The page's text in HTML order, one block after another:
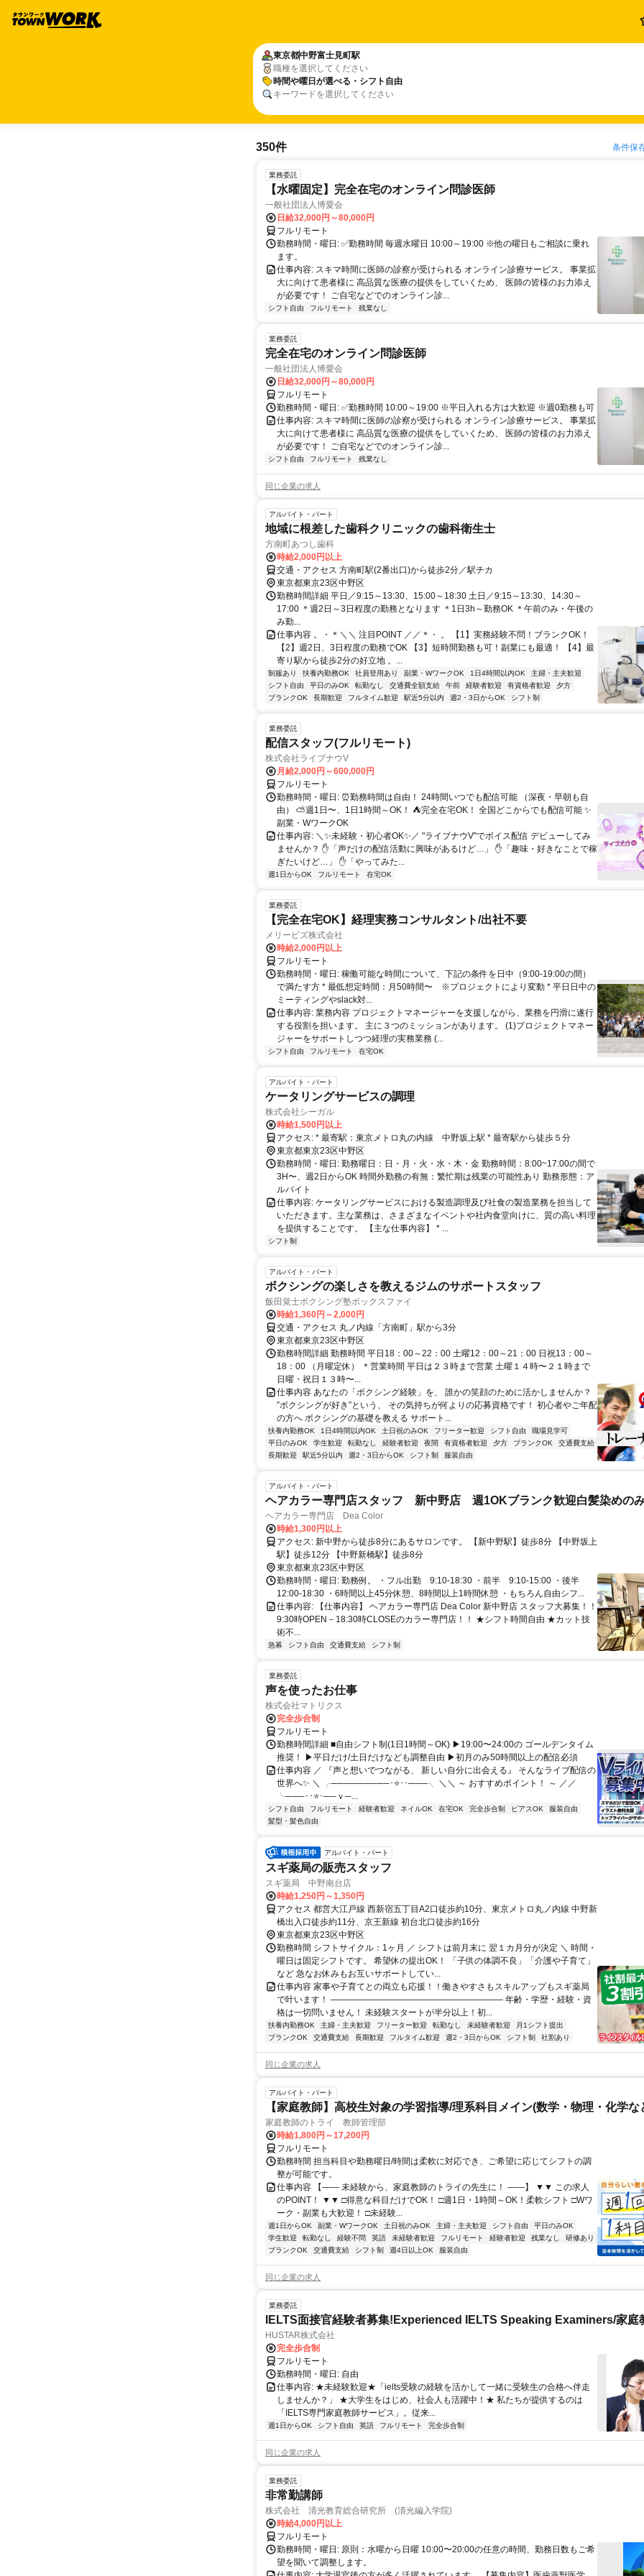
東京都中野富士見町駅
職種を選択してください
時間や曜日が選べる・シフト自由
キーワードを選択してください
350件 条件保
業務委託
【水曜固定】完全在宅のオンライン問診医師
一般社団法人博愛会
日給32,000円～80,000円
フルリモート
勤務時間・曜日: ✅勤務時間 毎週水曜日 10:00～19:00 ※他の曜日もご相談に乗れ
ます。
仕事内容: スキマ時間に医師の診察が受けられる オンライン診療サービス。 事業拡
大に向けて患者様に 高品質な医療の提供をしていくため、 医師の皆様のお力添え
が必要です！ ご自宅などでのオンライン診...
シフト自由 フルリモート 残業なし
業務委託
完全在宅のオンライン問診医師
一般社団法人博愛会
日給32,000円～80,000円
フルリモート
勤務時間・曜日: ✅勤務時間 10:00～19:00 ※平日入れる方は大歓迎 ※週0勤務も可
仕事内容: スキマ時間に医師の診察が受けられる オンライン診療サービス。 事業拡
大に向けて患者様に 高品質な医療の提供をしていくため、 医師の皆様のお力添え
が必要です！ ご自宅などでのオンライン診...
シフト自由 フルリモート 残業なし
同じ企業の求人
アルバイト・パート
地域に根差した歯科クリニックの歯科衛生士
方南町あつし歯科
時給2,000円以上
交通・アクセス 方南町駅(2番出口)から徒歩2分／駅チカ
東京都東京23区中野区
勤務時間詳細 平日／9:15～13:30、15:00～18:30 土日／9:15～13:30、14:30～
17:00 ＊週2日～3日程度の勤務となります ＊1日3h～勤務OK ＊午前のみ・午後の
み勤...
仕事内容 。・＊＼＼ 注目POINT ／／＊・ 。 【1】実務経験不問！ブランクOK！
【2】週2日、3日程度の勤務でOK 【3】短時間勤務も可！副業にも最適！ 【4】最
寄り駅から徒歩2分の好立地 。...
制服あり 扶養内勤務OK 社員登用あり 副業・WワークOK 1日4時間以内OK
主婦・主夫歓迎
シフト自由
平日のみOK 転勤なし 交通費全額支給 午前 経験者歓迎 有資格者歓迎
夕方
ブランクOK
長期歓迎 フルタイム歓迎 駅近5分以内 週2・3日からOK シフト制
業務委託
配信スタッフ(フルリモート)
株式会社ライブナウV
月給2,000円～600,000円
フルリモート
勤務時間・曜日: ⏰勤務時間は自由！ 24時間いつでも配信可能 （深夜・早朝も自
由） ⛅週1日〜、1日1時間～OK！ ⛺完全在宅OK！ 全国どこからでも配信可能 ✨
副業・WワークOK
仕事内容: ＼✨未経験・初心者OK✨／ "ライブナウV"でボイス配信 デビューしてみ
ませんか？ ✋「声だけの配信活動に興味があるけど…」 ✋「趣味・好きなことで稼
ぎたいけど…」 ✋「やってみた...
週1日からOK フルリモート 在宅OK
業務委託
【完全在宅OK】経理実務コンサルタント/出社不要
メリービズ株式会社
時給2,000円以上
フルリモート
勤務時間・曜日: 稼働可能な時間について、下記の条件を日中（9:00-19:00の間）
で満たす方 * 最低想定時間：月50時間〜 ※プロジェクトにより変動 * 平日日中の
ミーティングやslack対...
仕事内容: 業務内容 プロジェクトマネージャーを支援しながら、業務を円滑に遂行
する役割を担います。 主に３つのミッションがあります。 (1)プロジェクトマネー
ジャーをサポートしつつ経理の実務業務 (...
シフト自由 フルリモート 在宅OK
アルバイト・パート
ケータリングサービスの調理
株式会社シーガル
時給1,500円以上
アクセス: * 最寄駅：東京メトロ丸の内線 中野坂上駅 * 最寄駅から徒歩５分
東京都東京23区中野区
勤務時間・曜日: 勤務曜日：日・月・火・水・木・金 勤務時間：8:00~17:00の間で
3H〜、週2日からOK 時間外勤務の有無：繁忙期は残業の可能性あり 勤務形態：ア
ルバイト
仕事内容: ケータリングサービスにおける製造調理及び社食の製造業務を担当して
いただきます。主な業務は、さまざまなイベントや社内食堂向けに、質の高い料理
を提供することです。 【主な仕事内容】 * ...
シフト制
アルバイト・パート
ボクシングの楽しさを教えるジムのサポートスタッフ
飯田覚士ボクシング塾ボックスファイ
時給1,360円～2,000円
交通・アクセス 丸ノ内線「方南町」駅から3分
東京都東京23区中野区
勤務時間詳細 勤務時間 平日18：00～22：00 土曜12：00～21：00 日祝13：00～
18：00 （月曜定休） ＊営業時間 平日は２３時まで営業 土曜１４時〜２１時まで
日曜・祝日１３時〜...
仕事内容 あなたの「ボクシング経験」を、 誰かの笑顔のために活かしませんか？
”ボクシングが好き”という、 その気持ちが何よりの応募資格です！ 初心者やご年配
の方へ ボクシングの基礎を教える サポート...
扶養内勤務OK 1日4時間以内OK 土日祝のみOK フリーター歓迎 シフト自由
職場見学可
平日のみOK
学生歓迎 転勤なし 経験者歓迎 夜間 有資格者歓迎 夕方 ブランクOK
交通費支給
長期歓迎
駅近5分以内 週2・3日からOK シフト制 服装自由
アルバイト・パート
ヘアカラー専門店スタッフ 新中野店 週1OKブランク歓迎白髪染めの
ヘアカラー専門店 Dea Color
時給1,300円以上
アクセス: 新中野から徒歩8分にあるサロンです。 【新中野駅】徒歩8分 【中野坂上
駅】徒歩12分 【中野新橋駅】徒歩8分
東京都東京23区中野区
勤務時間・曜日: 勤務例。 ・フル出勤 9:10-18:30 ・前半 9:10-15:00 ・後半
12:00-18:30 ・6時間以上45分休憩、8時間以上1時間休憩 ・もちろん自由シフ...
仕事内容: 【仕事内容】 ヘアカラー専門店 Dea Color 新中野店 スタッフ大募集！！
9:30時OPEN－18:30時CLOSEのカラー専門店！！ ★シフト時間自由 ★カット技
術不...
急募 シフト自由 交通費支給 シフト制
業務委託
声を使ったお仕事
株式会社マトリクス
完全歩合制
フルリモート
勤務時間詳細 ■自由シフト制(1日1時間～OK) ▶19:00〜24:00の ゴールデンタイム
推奨！ ▶平日だけ/土日だけなども調整自由 ▶初月のみ50時間以上の配信必須
仕事内容 ／ 『声と想いでつながる、 新しい自分に出会える』 そんなライブ配信の
世界へ✨ ＼ ╭─────────･⭐･･───╮ ＼＼ ～ おすすめポイント！ ～ ／／
╰───･･⭐･──ｖ─...
シフト自由 フルリモート 経験者歓迎 ネイルOK 在宅OK 完全歩合制 ピアスOK
服装自由
髪型・髪色自由
アルバイト・パート
スギ薬局の販売スタッフ
スギ薬局 中野南台店
時給1,250円～1,350円
アクセス 都営大江戸線 西新宿五丁目A2口徒歩約10分、東京メトロ丸ノ内線 中野新
橋出入口徒歩約11分、京王新線 初台北口徒歩約16分
東京都東京23区中野区
勤務時間 シフトサイクル：1ヶ月 ／ シフトは前月末に 翌１カ月分が決定 ＼ 時間・
曜日は固定シフトです。 希望休の提出OK！ 「子供の体調不良」「介護や子育て」
など 急なお休みもお互いサポートしてい...
仕事内容 家事や子育てとの両立も応援！！働きやすさもスキルアップもスギ薬局
で叶います！ ―――――――――――――――――――― 年齢・学歴・経験・資
格は一切問いません！ 未経験スタートが半分以上！初...
扶養内勤務OK 主婦・主夫歓迎 フリーター歓迎 転勤なし 未経験者歓迎
月1シフト提出
ブランクOK
交通費支給 長期歓迎 フルタイム歓迎 週2・3日からOK シフト制 社割あり
同じ企業の求人
アルバイト・パート
【家庭教師】高校生対象の学習指導/理系科目メイン(数学・物理・化学な
家庭教師のトライ 教師管理部
時給1,800円～17,200円
フルリモート
勤務時間 担当科目や勤務曜日/時間は柔軟に対応でき、ご希望に応じてシフトの調
整が可能です。
仕事内容 【―― 未経験から、家庭教師のトライの先生に！ ――】 ▼▼ この求人
のPOINT！ ▼▼ □得意な科目だけでOK！ □週1日・1時間～OK！柔軟シフト □Wワ
ーク・副業も大歓迎！ □未経験...
週1日からOK 副業・WワークOK 土日祝のみOK 主婦・主夫歓迎 シフト自由
平日のみOK
学生歓迎
転勤なし 経験不問 英語 未経験者歓迎 フルリモート 経験者歓迎 残業なし
研修あり
ブランクOK
交通費支給 シフト制 週4日以上OK 服装自由
同じ企業の求人
業務委託
IELTS面接官経験者募集!Experienced IELTS Speaking Examiners/家庭
HUSTAR株式会社
完全歩合制
フルリモート
勤務時間・曜日: 自由
仕事内容: ★未経験歓迎★「ielts受験の経験を活かして一緒に受験生の合格へ伴走
しませんか？」 ★大学生をはじめ、社会人も活躍中！★ 私たちが提供するのは
「IELTS専門家庭教師サービス」。従来...
週1日からOK シフト自由 英語 フルリモート 完全歩合制
同じ企業の求人
業務委託
非常勤講師
株式会社 清光教育総合研究所 (清光編入学院)
時給4,000円以上
フルリモート
勤務時間・曜日: 原則：水曜から日曜 10:00〜20:00の任意の時間、勤務日数もご希
望を聞いて調整します。